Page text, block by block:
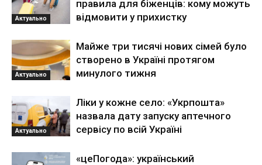
Актуально
правила для біженців: кому можуть
відмовити у прихистку
Актуально
Майже три тисячі нових сімей було
створено в Україні протягом
минулого тижня
Актуально
Ліки у кожне село: «Укрпошта»
назвала дату запуску аптечного
сервісу по всій Україні
«цеПогода»: український